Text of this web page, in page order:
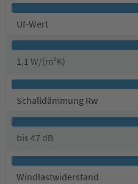
Uf-Wert
1,1 W/(m²K)
Schalldämmung Rw
bis 47 dB
Windlastwiderstand